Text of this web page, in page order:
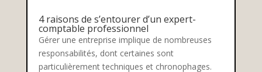
4 raisons de s’entourer d’un expert-
comptable professionnel
Gérer une entreprise implique de nombreuses
responsabilités, dont certaines sont
particulièrement techniques et chronophages.